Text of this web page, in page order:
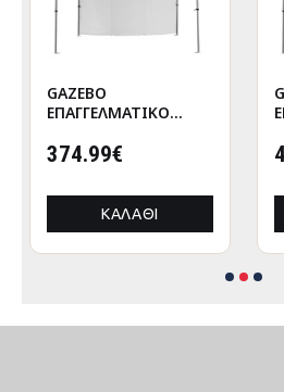
GAZEBO
ΕΠΑΓΓΕΛΜΑΤΙΚΟ
CRESSEN HM21097
ΑΛΟΥΜΙΝΙΟΥ
3x3x3,4Yμ
374.99€
ΚΑΛΆΘΙ